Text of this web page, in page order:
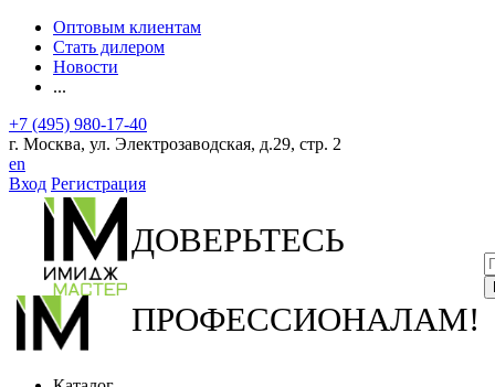
Оптовым клиентам
Стать дилером
Новости
...
+7 (495) 980-17-40
г. Москва, ул. Электрозаводская, д.29, стр. 2
en
Вход Регистрация
ДОВЕРЬТЕСЬ
ПРОФЕССИОНАЛАМ!